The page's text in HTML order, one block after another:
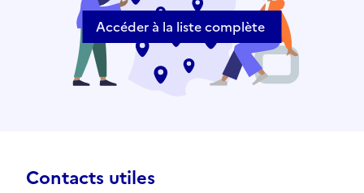
Accéder à la liste complète
Contacts utiles